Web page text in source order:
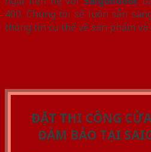
400. Chúng tôi sẽ luôn sẵn
thông tin cụ thể về sản phẩm và
ĐẶT THI CÔNG
ĐẢM BẢO TẠI